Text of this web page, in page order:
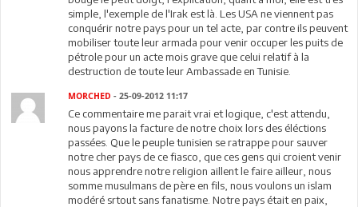
simple, l'exemple de l'Irak est là. Les USA ne viennent pas
conquérir notre pays pour un tel acte, par contre ils peuvent
mobiliser toute leur armada pour venir occuper les puits de
pétrole pour un acte mois grave que celui relatif à la
destruction de toute leur Ambassade en Tunisie.
MORCHED - 25-09-2012 11:17
Ce commentaire me parait vrai et logique, c'est attendu,
nous payons la facture de notre choix lors des éléctions
passées. Que le peuple tunisien se ratrappe pour sauver
notre cher pays de ce fiasco, que ces gens qui croient venir
nous apprendre notre religion aillent le faire ailleur, nous
somme musulmans de père en fils, nous voulons un islam
modéré srtout sans fanatisme. Notre pays était en paix,